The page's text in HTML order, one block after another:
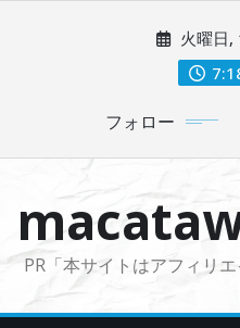
に
火曜日
フォロー
PR「本サイトはアフィリ